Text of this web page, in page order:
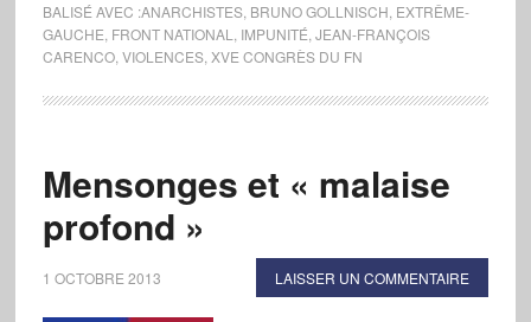
BALISÉ AVEC :ANARCHISTES, BRUNO GOLLNISCH EXTRÊME-
GAUCHE FRONT NATIONAL IMPUNITÉ JEAN-FRANÇOIS
CARENCO, VIOLENCES, XVE CONGRÈS DU FN
Mensonges et « malaise
profond »
1 OCTOBRE 2013 LAISSER UN COMMENTAIRE